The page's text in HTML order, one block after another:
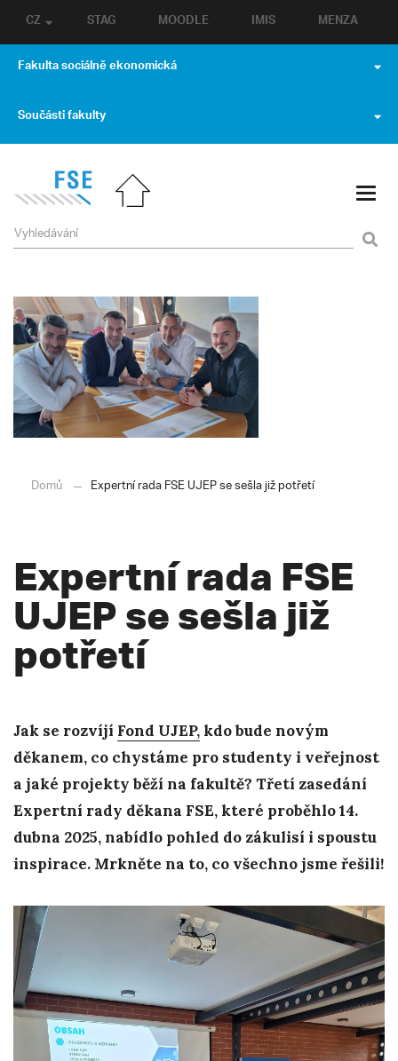
STAG MOODLE IMIS MENZA
CZ
Fakulta sociálně ekonomická
Součásti fakulty
Domů Expertní rada FSE UJEP se sešla již potřetí
Expertní rada FSE
UJEP se sešla již
potřetí
Jak se rozvíjí Fond UJEP, kdo bude novým
děkanem, co chystáme pro studenty i veřejnost
a jaké projekty běží na fakultě? Třetí zasedání
Expertní rady děkana FSE, které proběhlo 14.
dubna 2025, nabídlo pohled do zákulisí i spoustu
inspirace. Mrkněte na to, co všechno jsme řešili!